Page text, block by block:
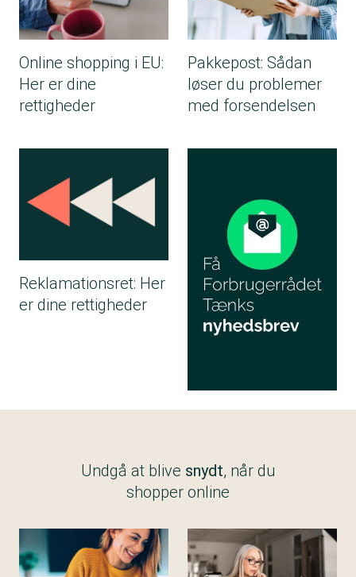
Online shopping i EU:
Her er dine
rettigheder
Pakkepost: Sådan
løser du problemer
med forsendelsen
Reklamationsret: Her
er dine rettigheder
Undgå at blive snydt, når du
shopper online